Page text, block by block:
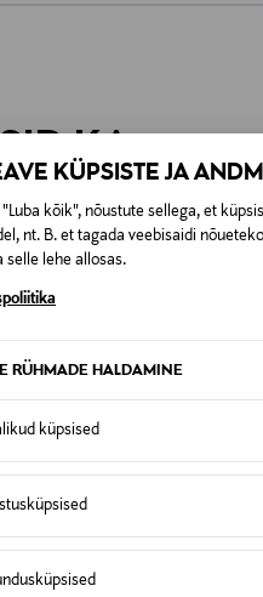
KÜPSISTE JA
"Luba kõik", nõustute sellega, et
nt. B. et tagada veebisaidi
selle lehe allosas.
RÜHMADE HALDAMINE
küpsised
KA